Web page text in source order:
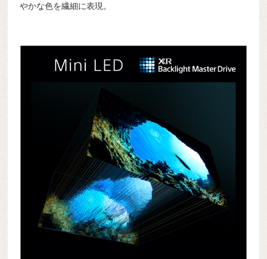
やかな色を繊細に表現。